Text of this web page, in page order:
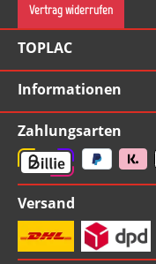
Vertrag widerrufen
TOPLAC
Informationen
Zahlungsarten
Versand